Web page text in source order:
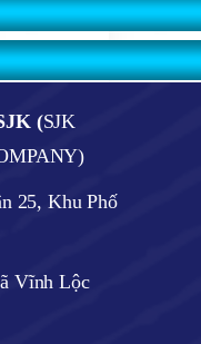
(SJK
25, Khu Phố
Vĩnh Lộc